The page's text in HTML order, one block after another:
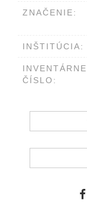
ZNAČENIE:
INŠTITÚCIA:
INVENTÁRNE
ČÍSLO: